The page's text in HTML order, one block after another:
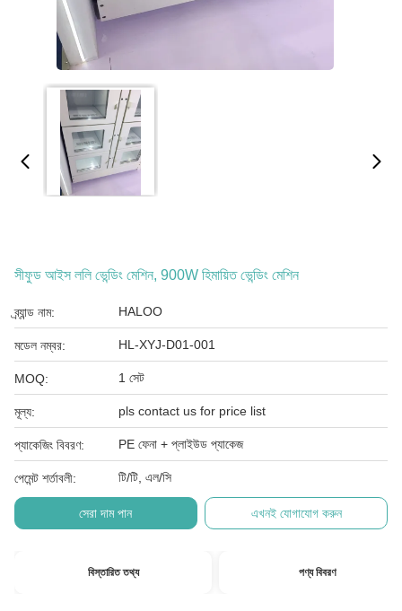
সীফুড আইস ললি ভেন্ডিং মেশিন, 900W হিমায়িত ভেন্ডিং মেশিন
ব্র্যান্ড নাম: HALOO
মডেল নম্বর: HL-XYJ-D01-001
MOQ: 1 সেট
মূল্য: pls contact us for price list
প্যাকেজিং বিবরণ: PE ফেনা + প্লাইউড প্যাকেজ
পেমেন্ট শর্তাবলী: টি/টি, এল/সি
সেরা দাম পান এখনই যোগাযোগ করুন
বিস্তারিত তথ্য পণ্য বিবরণ